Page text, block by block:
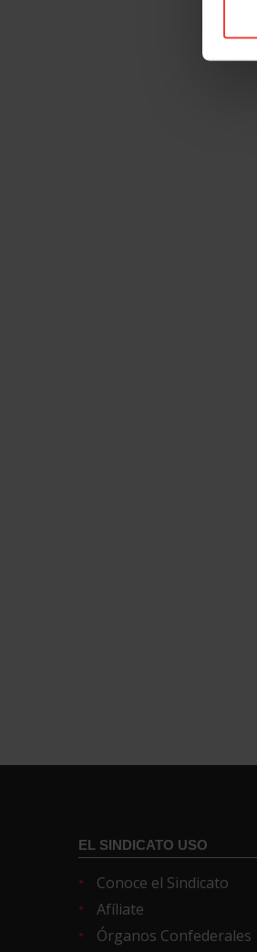
EL SINDICATO USO
Conoce el Sindicato
Afíliate
Órganos Confederales